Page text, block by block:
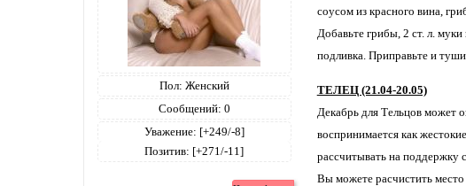
Пол: Женский
Сообщений: 0
Уважение: [+249/-8]
Позитив: [+271/-11]
соусом из красного вина,
Добавьте грибы, 2 ст. л.
подливка. Приправьте и
ТЕЛЕЦ (21.04-20.05)
Декабрь для Тельцов может
воспринимается как
рассчитывать на поддержку
Вы можете расчистить место